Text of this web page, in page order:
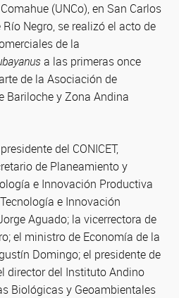
(UNCo), en San Carlos
Negro, se realizó el acto de
de la
a las primeras once
de la Asociación de
Bariloche y Zona Andina
del CONICET,
de Planeamiento y
e Innovación Productiva
e Innovación
Aguado; la vicerrectora de
el ministro de Economía de la
Domingo; el presidente de
director del Instituto Andino
Biológicas y Geoambientales